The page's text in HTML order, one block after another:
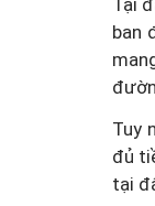
Tại
ban
Tuy
đủ
tại